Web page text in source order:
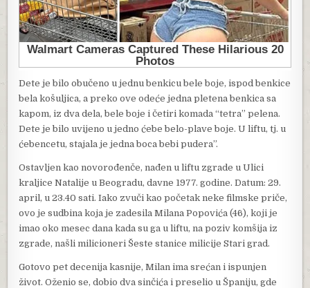
Dete je bilo obučeno u jednu benkicu bele boje, ispod benkice
bela košuljica, a preko ove odeće jedna pletena benkica sa
kapom, iz dva dela, bele boje i četiri komada “tetra” pelena.
Dete je bilo uvijeno u jedno ćebe belo-plave boje. U liftu, tj. u
ćebencetu, stajala je jedna boca bebi pudera”.
Ostavljen kao novorođenče, nađen u liftu zgrade u Ulici
kraljice Natalije u Beogradu, davne 1977. godine. Datum: 29.
april, u 23.40 sati. Iako zvuči kao početak neke filmske priče,
ovo je sudbina koja je zadesila Milana Popovića (46), koji je
imao oko mesec dana kada su ga u liftu, na poziv komšija iz
zgrade, našli milicioneri Šeste stanice milicije Stari grad.
Gotovo pet decenija kasnije, Milan ima srećan i ispunjen
život. Oženio se, dobio dva sinčića i preselio u Španiju, gde